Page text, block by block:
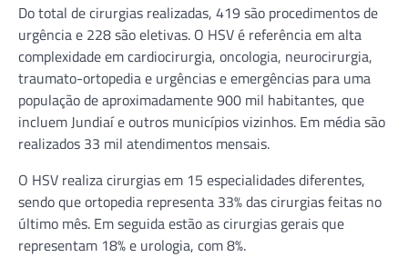
Do total de cirurgias realizadas, 419 são procedimentos de
urgência e 228 são eletivas. O HSV é referência em alta
complexidade em cardiocirurgia, oncologia, neurocirurgia,
traumato-ortopedia e urgências e emergências para uma
população de aproximadamente 900 mil habitantes, que
incluem Jundiaí e outros municípios vizinhos. Em média são
realizados 33 mil atendimentos mensais.
O HSV realiza cirurgias em 15 especialidades diferentes,
sendo que ortopedia representa 33% das cirurgias feitas no
último mês. Em seguida estão as cirurgias gerais que
representam 18% e urologia, com 8%.